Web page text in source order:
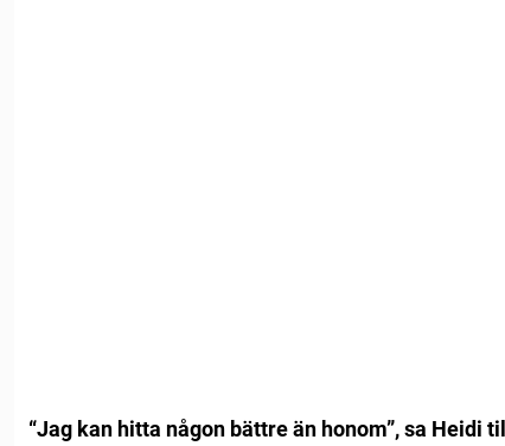
“Jag kan hitta någon bättre än honom”, sa Heidi till